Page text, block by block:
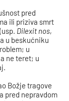
pred
ili priziva smrt
Dilexit nos,
u beskućniku
u
ne teret; u
Božje tragove
pred nepravdom